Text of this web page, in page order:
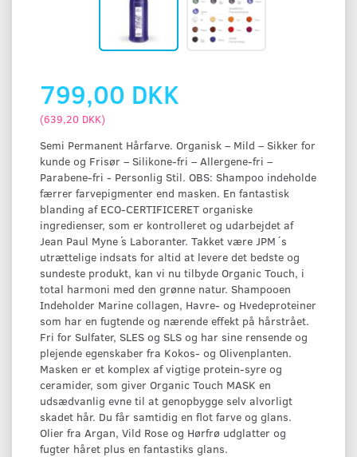
799,00 DKK
(639,20 DKK)
Semi Permanent Hårfarve. Organisk – Mild – Sikker for
kunde og Frisør – Silikone-fri – Allergene-fri –
Parabene-fri - Personlig Stil. OBS: Shampoo indeholde
færrer farvepigmenter end masken. En fantastisk
blanding af ECO-CERTIFICERET organiske
ingredienser, som er kontrolleret og udarbejdet af
Jean Paul Myne ́s Laboranter. Takket være JPM´s
utrættelige indsats for altid at levere det bedste og
sundeste produkt, kan vi nu tilbyde Organic Touch, i
total harmoni med den grønne natur. Shampooen
Indeholder Marine collagen, Havre- og Hvedeproteiner
som har en fugtende og nærende effekt på hårstrået.
Fri for Sulfater, SLES og SLS og har sine rensende og
plejende egenskaber fra Kokos- og Olivenplanten.
Masken er et komplex af vigtige protein-syre og
ceramider, som giver Organic Touch MASK en
udsædvanlig evne til at genopbygge selv alvorligt
skadet hår. Du får samtidig en flot farve og glans.
Olier fra Argan, Vild Rose og Hørfrø udglatter og
fugter håret plus en fantastiks glans.